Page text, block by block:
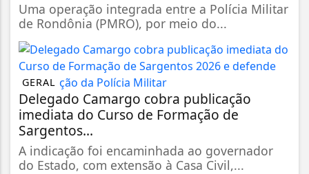
Uma operação integrada entre a Polícia Militar
de Rondônia (PMRO), por meio do...
GERAL
Delegado Camargo cobra publicação
imediata do Curso de Formação de
Sargentos...
A indicação foi encaminhada ao governador
do Estado, com extensão à Casa Civil,...